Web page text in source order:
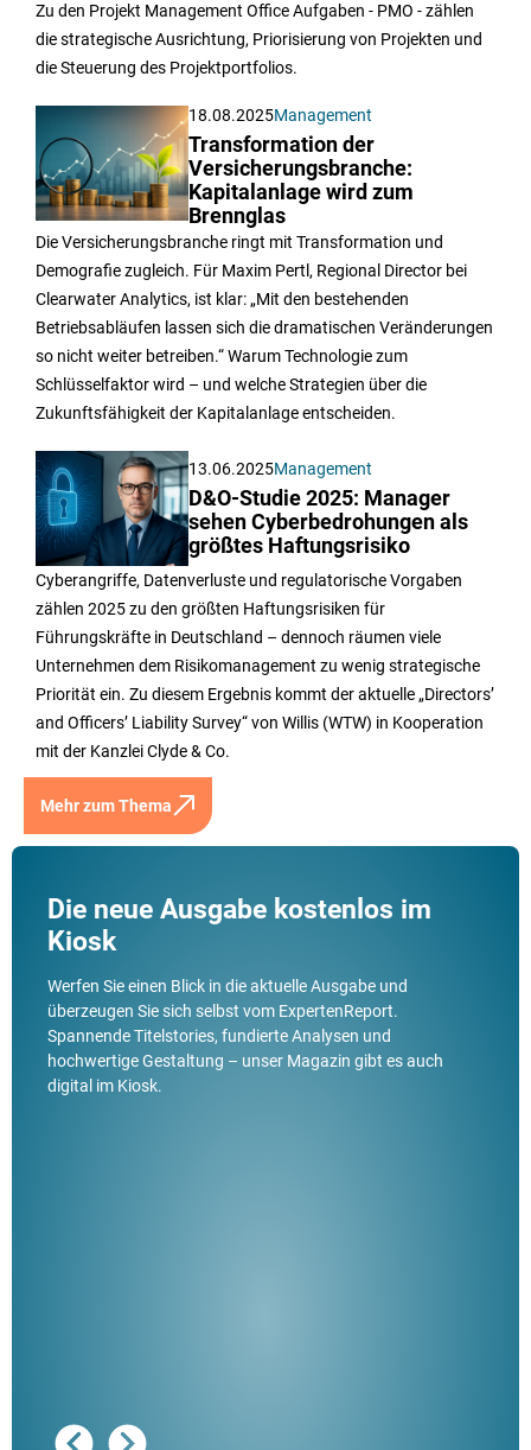
Zu den Projekt Management Office Aufgaben - PMO - zählen
die strategische Ausrichtung, Priorisierung von Projekten und
die Steuerung des Projektportfolios.
18.08.2025Management
Transformation der
Versicherungsbranche:
Kapitalanlage wird zum
Brennglas
Die Versicherungsbranche ringt mit Transformation und
Demografie zugleich. Für Maxim Pertl, Regional Director bei
Clearwater Analytics, ist klar: „Mit den bestehenden
Betriebsabläufen lassen sich die dramatischen Veränderungen
so nicht weiter betreiben.“ Warum Technologie zum
Schlüsselfaktor wird – und welche Strategien über die
Zukunftsfähigkeit der Kapitalanlage entscheiden.
13.06.2025Management
D&O-Studie 2025: Manager
sehen Cyberbedrohungen als
größtes Haftungsrisiko
Cyberangriffe, Datenverluste und regulatorische Vorgaben
zählen 2025 zu den größten Haftungsrisiken für
Führungskräfte in Deutschland – dennoch räumen viele
Unternehmen dem Risikomanagement zu wenig strategische
Priorität ein. Zu diesem Ergebnis kommt der aktuelle „Directors’
and Officers’ Liability Survey“ von Willis (WTW) in Kooperation
mit der Kanzlei Clyde & Co.
Mehr zum Thema
Die neue Ausgabe kostenlos im
Kiosk
Werfen Sie einen Blick in die aktuelle Ausgabe und
überzeugen Sie sich selbst vom ExpertenReport.
Spannende Titelstories, fundierte Analysen und
hochwertige Gestaltung – unser Magazin gibt es auch
digital im Kiosk.